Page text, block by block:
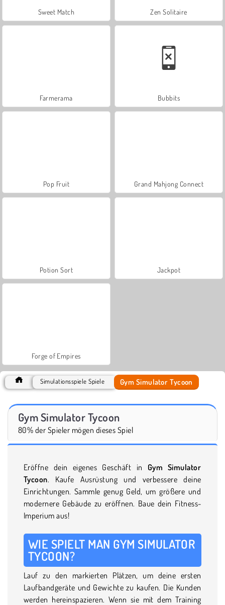
Sweet Match Zen Solitaire
Farmerama Bubbits
Pop Fruit Grand Mahjong Connect
Potion Sort Jackpot
Forge of Empires
Simulationsspiele Spiele Gym Simulator Tycoon
Gym Simulator Tycoon
80% der Spieler mögen dieses Spiel
Eröffne dein eigenes Geschäft in Gym Simulator
Tycoon. Kaufe Ausrüstung und verbessere deine
Einrichtungen. Sammle genug Geld, um größere und
modernere Gebäude zu eröffnen. Baue dein Fitness-
Imperium aus!
WIE SPIELT MAN GYM SIMULATOR
TYCOON?
Lauf zu den markierten Plätzen, um deine ersten
Laufbandgeräte und Gewichte zu kaufen. Die Kunden
werden hereinspazieren. Wenn sie mit dem Training